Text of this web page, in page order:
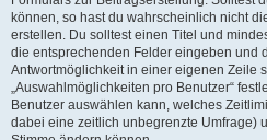
können, so hast du wahrscheinlich nicht
erstellen. Du solltest einen Titel und
die entsprechenden Felder eingeben und
Antwortmöglichkeit in einer eigenen Zeile
„Auswahlmöglichkeiten pro Benutzer“
Benutzer auswählen kann, welches
dabei eine zeitlich unbegrenzte Umfrage)